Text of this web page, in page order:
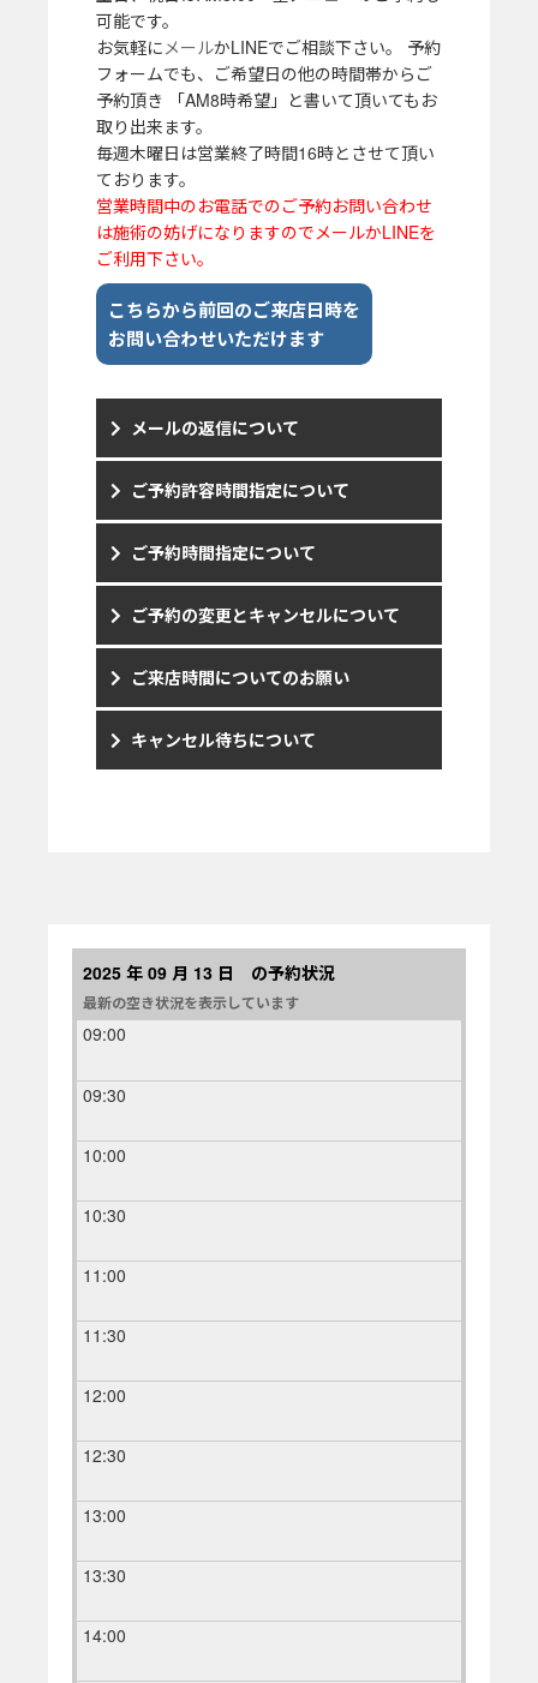
可能です。
お気軽に メールかLINEでご相談下さい。 予約
フォームでも、ご希望日の他の時間帯からご
予約頂き 「AM8時希望」と書いて頂いてもお
取り出来ます。
毎週木曜日は営業終了時間16時とさせて頂い
ております。
営業時間中のお電話でのご予約お問い合わせ
は施術の妨げになりますのでメールかLINEを
ご利用下さい。
こちらから前回のご来店日時を
お問い合わせいただけます
メールの返信について
ご予約許容時間指定について
ご予約時間指定について
ご予約の変更とキャンセルについて
ご来店時間についてのお願い
キャンセル待ちについて
2025 年 09 月 13 日 の予約状況
最新の空き状況を表示しています
09:00
09:30
10:00
10:30
11:00
11:30
12:00
12:30
13:00
13:30
14:00